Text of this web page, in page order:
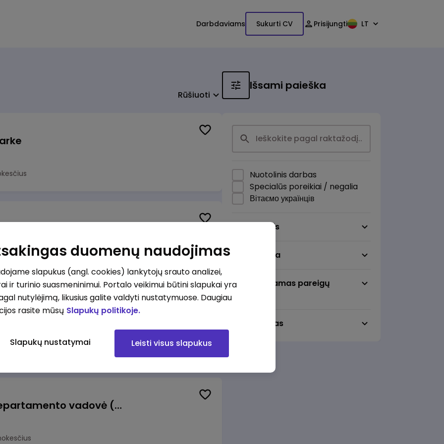
Darbdaviams Sukurti CV Prisijungti LT
Rūšiuoti
vadovas (-ė)
(-ė) (Vilnius, LT)
Veiklos atsparumo departamento vadovė (-as)
Išsami paieška
Nuotolinis darbas
Specialūs poreikiai / negalia
Вітаємо українців
Darbo sritis
Darbo vieta
Pageidaujamas pareigų
Darbo laikas
duomenų naudojimas
slapukus (angl. cookies) lankytojų srauto analizei,
ir turinio suasmeninimui. Portalo veikimui būtini slapukai yra
nutylėjimą, likusius galite valdyti nustatymuose. Daugiau
rasite mūsų Slapukų politikoje.
Slapukų nustatymai Leisti visus slapukus